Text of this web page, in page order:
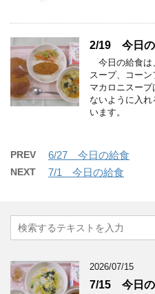
2/19 今日
今日の給食は
スープ、コー
マカロニスー
ないように入
います。
PREV 6/27 今日の給食
NEXT 7/1 今日の給食
2026/07/15
7/15 今日